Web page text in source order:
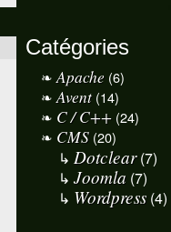
Catégories
Apache (6)
Avent(14)
C / C++ (24)
CMS (20)
Dotclear(7)
Joomla (7)
Wordpress (4)